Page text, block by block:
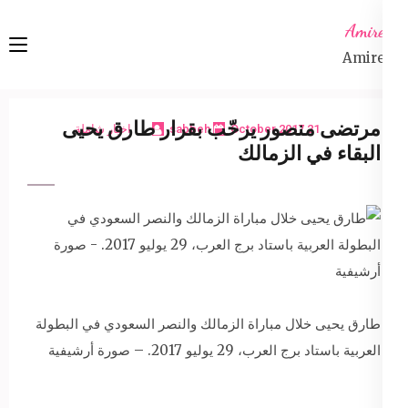
content
Amireta
Amireta
21 October 2017
sabbeh اخبار شاملة
مرتضى منصور يرحّب بقرار طارق يحيى
البقاء في الزمالك
طارق يحيى خلال مباراة الزمالك والنصر السعودي في البطولة
العربية باستاد برج العرب، 29 يوليو 2017. – صورة أرشيفية